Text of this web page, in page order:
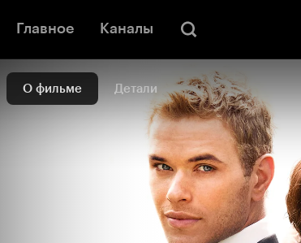
Главное Каналы
О фильме Детали